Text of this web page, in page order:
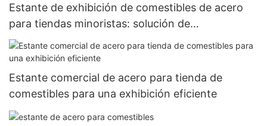
Estante de exhibición de comestibles de acero
para tiendas minoristas: solución de
comercialización eficiente
Estante comercial de acero para tienda de
comestibles para una exhibición eficiente